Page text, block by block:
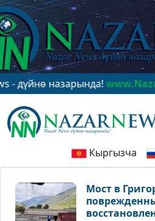
назарында!
Кыргызча
Мост в